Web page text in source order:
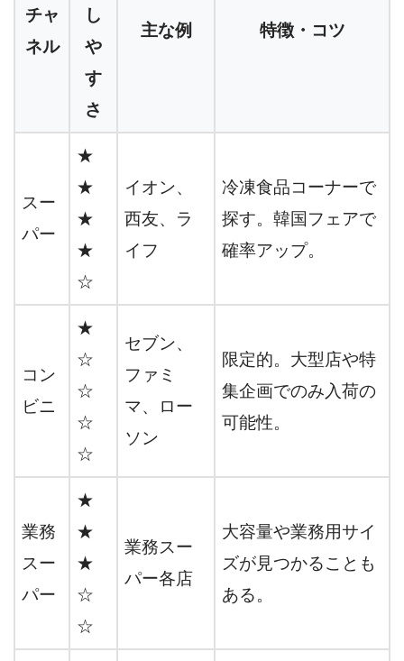
チャ
ネル
し
や
す
さ
主な例 特徴・コツ
スー
パー
★
★
★
★
☆
イオン、
西友、ラ
イフ
冷凍食品コーナーで
探す。韓国フェアで
確率アップ。
コン
ビニ
★
☆
☆
☆
☆
セブン、
ファミ
マ、ロー
ソン
限定的。大型店や特
集企画でのみ入荷の
可能性。
業務
スー
パー
★
★
★
☆
☆
業務スー
パー各店
大容量や業務用サイ
ズが見つかることも
ある。